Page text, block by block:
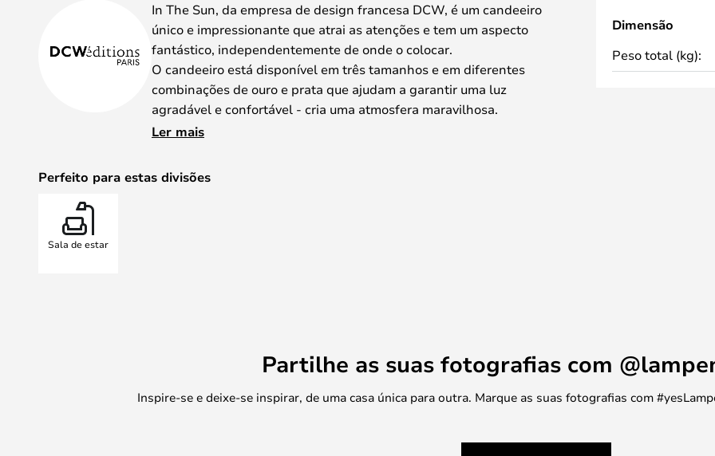
In The Sun, da empresa de design francesa DCW, é um candeeiro
único e impressionante que atrai as atenções e tem um aspecto
fantástico, independentemente de onde o colocar.
O candeeiro está disponível em três tamanhos e em diferentes
combinações de ouro e prata que ajudam a garantir uma luz
agradável e confortável - cria uma atmosfera maravilhosa.
Foi durante a renovação do Pavilhão Dufour no Palácio de
o conceito. O candeeiro é uma homenagem ao Rei Sol e à forma
Ler mais
Perfeito para estas divisões
Sala de estar
Dimensão
Peso total (kg):
Partilhe as suas fotografias com
Inspire-se e deixe-se inspirar, de uma casa única para outra. Marque as suas fotografias com